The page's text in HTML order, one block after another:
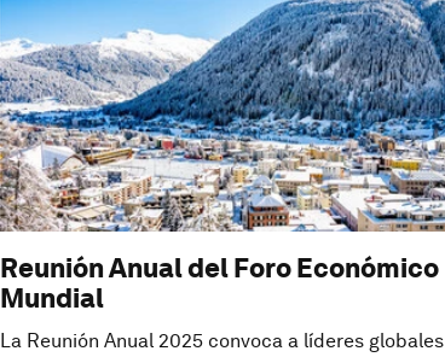
Reunión Anual del Foro Económico
Mundial
La Reunión Anual 2025 convoca a líderes globales